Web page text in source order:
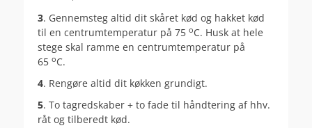
3. Gennemsteg altid dit skåret kød og hakket kød
til en centrumtemperatur på 75 oC. Husk at hele
stege skal ramme en centrumtemperatur på
65 oC.
4. Rengøre altid dit køkken grundigt.
5. To tagredskaber + to fade til håndtering af hhv.
råt og tilberedt kød.